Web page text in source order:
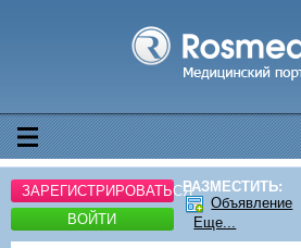
ЗАРЕГИСТРИРОВАТЬСЯ
ВОЙТИ
РАЗМЕСТИТЬ:
Объявление
Еще...